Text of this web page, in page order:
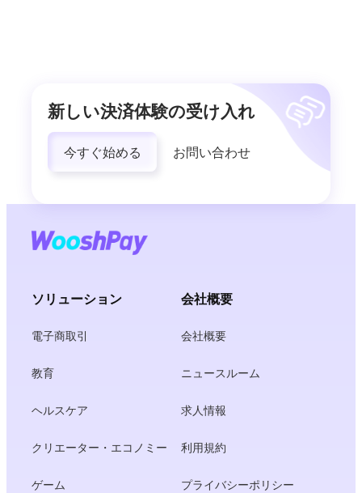
新しい決済体験の受け入れ
今すぐ始める お問い合わせ
ソリューション
電子商取引
教育
ヘルスケア
クリエーター・エコノミー
ゲーム
会社概要
会社概要
ニュースルーム
求人情報
利用規約
プライバシーポリシー